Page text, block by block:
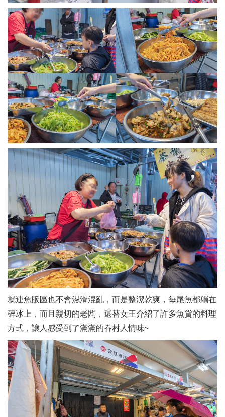
就連魚販區也不會濕滑混亂，而是整潔乾爽，每尾魚都躺在
碎冰上，而且親切的老闆，還替女王介紹了許多魚貨的料理
方式，讓人感受到了滿滿的眷村人情味~